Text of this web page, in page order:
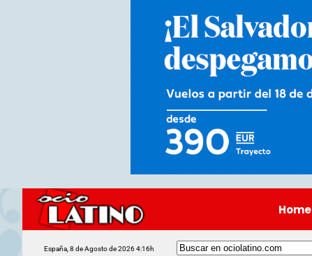
Home
España, 8 de Agosto de 2026 4:16h